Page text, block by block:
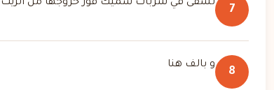
7
تسقى في شربات سميك فور خروجها من الزيت
8
و بالف هنا